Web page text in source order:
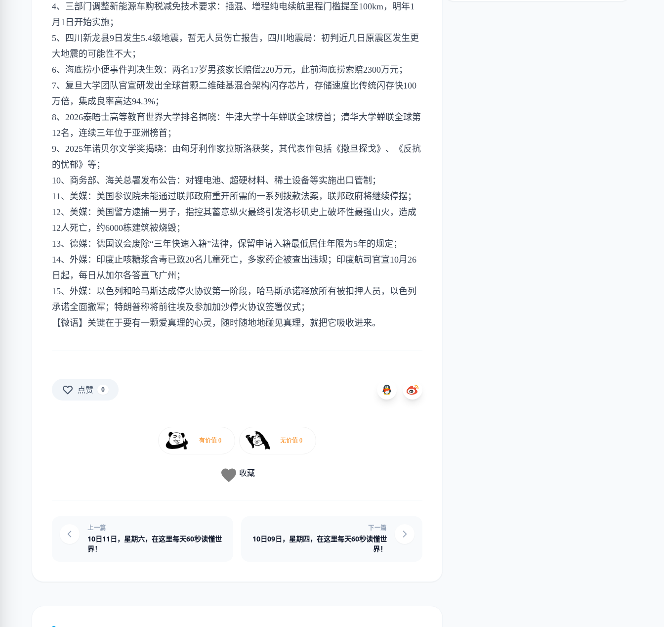
4、三部门调整新能源车购税减免技术要求：插混、增程纯电续航里程门槛提至100km，明年1
月1日开始实施；
5、四川新龙县9日发生5.4级地震，暂无人员伤亡报告，四川地震局：初判近几日原震区发生更
大地震的可能性不大；
6、海底捞小便事件判决生效：两名17岁男孩家长赔偿220万元，此前海底捞索赔2300万元；
7、复旦大学团队官宣研发出全球首颗二维硅基混合架构闪存芯片，存储速度比传统闪存快100
万倍，集成良率高达94.3%；
8、2026泰晤士高等教育世界大学排名揭晓：牛津大学十年蝉联全球榜首；清华大学蝉联全球第
12名，连续三年位于亚洲榜首；
9、2025年诺贝尔文学奖揭晓：由匈牙利作家拉斯洛获奖，其代表作包括《撒旦探戈》、《反抗
的忧郁》等；
10、商务部、海关总署发布公告：对锂电池、超硬材料、稀土设备等实施出口管制；
11、美媒：美国参议院未能通过联邦政府重开所需的一系列拨款法案，联邦政府将继续停摆；
12、美媒：美国警方逮捕一男子，指控其蓄意纵火最终引发洛杉矶史上破坏性最强山火，造成
12人死亡，约6000栋建筑被烧毁；
13、德媒：德国议会废除“三年快速入籍”法律，保留申请入籍最低居住年限为5年的规定；
14、外媒：印度止咳糖浆含毒已致20名儿童死亡，多家药企被查出违规；印度航司官宣10月26
日起，每日从加尔各答直飞广州；
15、外媒：以色列和哈马斯达成停火协议第一阶段，哈马斯承诺释放所有被扣押人员，以色列
承诺全面撤军；特朗普称将前往埃及参加加沙停火协议签署仪式；
【微语】关键在于要有一颗爱真理的心灵，随时随地地碰见真理，就把它吸收进来。
点赞 0
收藏
上一篇
10日11日，星期六，在这里每天60秒读懂世
界！
下一篇
10日09日，星期四，在这里每天60秒读懂世
界！